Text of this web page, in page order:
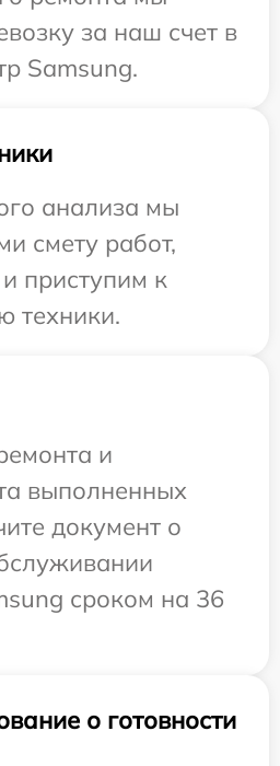
за наш счет в
Samsung.
анализа мы
смету работ,
приступим к
техники.
и
выполненных
документ о
сроком на 36
о готовности